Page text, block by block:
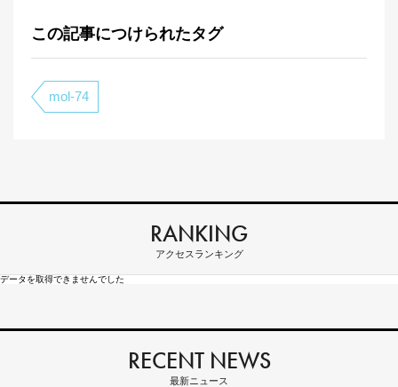
この記事につけられたタグ
mol-74
RANKING
アクセスランキング
データを取得できませんでした
RECENT NEWS
最新ニュース